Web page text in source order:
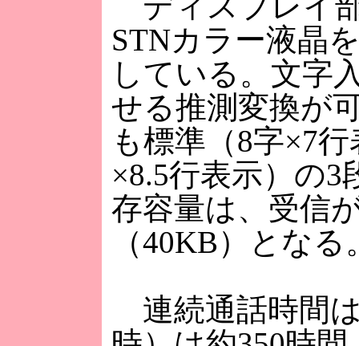
STNカラー液晶
している。文字
せる推測変換が
も標準（8字×7
×8.5行表示）の
存容量は、受信
（40KB）となる
連続通話時間